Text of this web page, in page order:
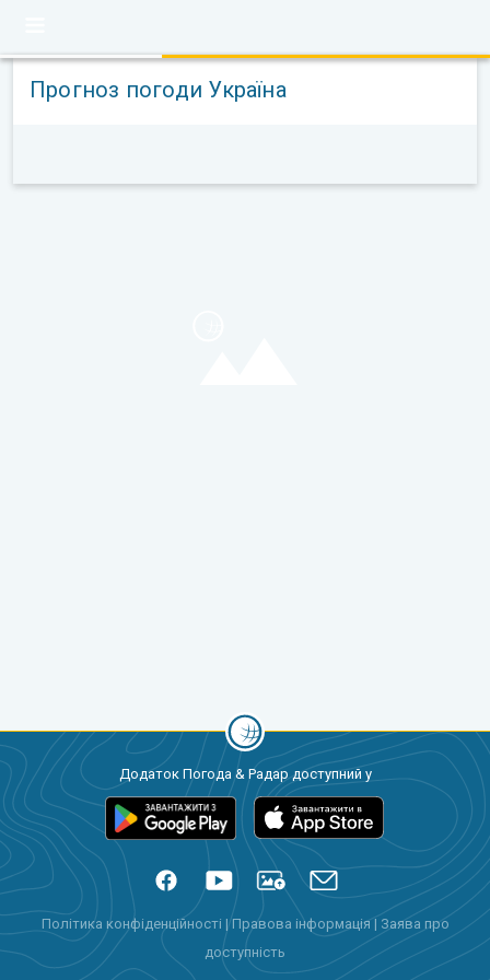
Прогноз погоди Україна
Додаток Погода & Радар доступний у
Політика конфіденційності |Правова інформація| Заява про
доступність